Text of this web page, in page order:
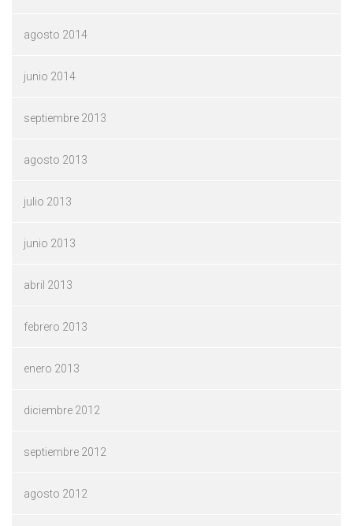
agosto 2014
junio 2014
septiembre 2013
agosto 2013
julio 2013
junio 2013
abril 2013
febrero 2013
enero 2013
diciembre 2012
septiembre 2012
agosto 2012